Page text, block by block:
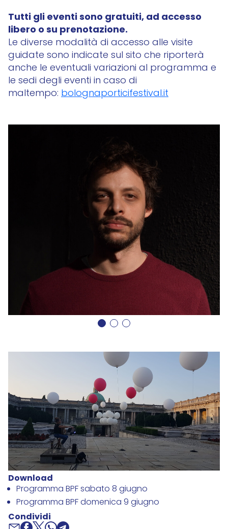
Tutti gli eventi sono gratuiti, ad accesso
libero o su prenotazione.
Le diverse modalità di accesso alle visite
guidate sono indicate sul sito che riporterà
anche le eventuali variazioni al programma e
le sedi degli eventi in caso di
maltempo: bolognaporticifestival.it
Download
Programma BPF sabato 8 giugno
Programma BPF domenica 9 giugno
Condividi